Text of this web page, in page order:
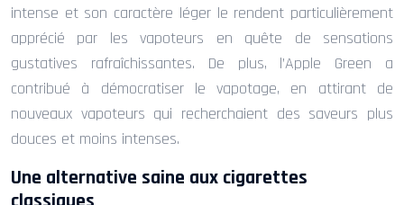
intense et son caractère léger le rendent particulièrement
apprécié par les vapoteurs en quête de sensations
gustatives rafraîchissantes. De plus, l’Apple Green a
contribué à démocratiser le vapotage, en attirant de
nouveaux vapoteurs qui recherchaient des saveurs plus
douces et moins intenses.
Une alternative saine aux cigarettes